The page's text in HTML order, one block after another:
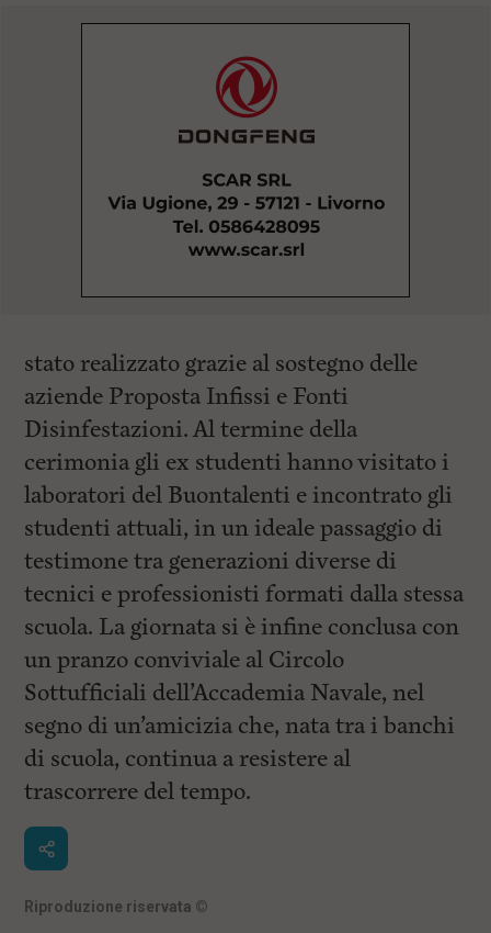
stato realizzato grazie al sostegno delle
aziende Proposta Infissi e Fonti
Disinfestazioni. Al termine della
cerimonia gli ex studenti hanno visitato i
laboratori del Buontalenti e incontrato gli
studenti attuali, in un ideale passaggio di
testimone tra generazioni diverse di
tecnici e professionisti formati dalla stessa
scuola. La giornata si è infine conclusa con
un pranzo conviviale al Circolo
Sottufficiali dell’Accademia Navale, nel
segno di un’amicizia che, nata tra i banchi
di scuola, continua a resistere al
trascorrere del tempo.
Riproduzione riservata ©